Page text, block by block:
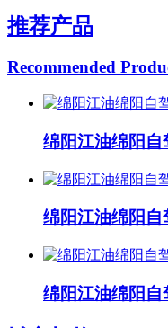
推荐产品
Recommended
绵阳江油绵阳
绵阳江油绵阳
绵阳江油绵阳自